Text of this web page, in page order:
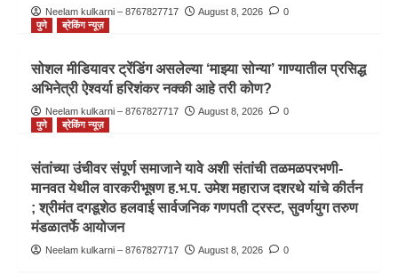
Neelam kulkarni – 8767827717 August 8, 2026
0
पुणे
ब्रेकिंग न्यूज़
सोशल मीडियावर ट्रेंडिंग असलेल्या ‘माझ्या सोन्या’ गाण्यातील प्रसिद्ध
अभिनेत्री ऐश्वर्या हरिशंकर नक्की आहे तरी कोण?
Neelam kulkarni – 8767827717 August 8, 2026
0
पुणे
ब्रेकिंग न्यूज़
संतांच्या उंचीवर संपूर्ण समाजाने यावे अशी संतांची तळमळपरभणी-
मानवत येथील वारकरीभूषण ह.भ.प. उमेश महाराज दशरथे यांचे कीर्तन
; श्रीमंत दगडूशेठ हलवाई सार्वजनिक गणपती ट्रस्ट, सुवर्णयुग तरुण
मंडळातर्फे आयोजन
Neelam kulkarni – 8767827717 August 8, 2026 0